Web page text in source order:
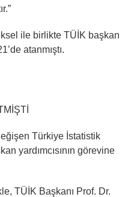
ile birlikte TÜİK başkan
atanmıştı.
Türkiye İstatistik
yardımcısının görevine
TÜİK Başkanı Prof. Dr.